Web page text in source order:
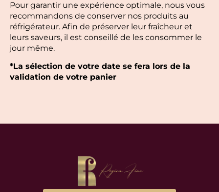
Pour garantir une expérience optimale, nous vous
recommandons de conserver nos produits au
réfrigérateur. Afin de préserver leur fraîcheur et
leurs saveurs, il est conseillé de les consommer le
jour même.
*La sélection de votre date se fera lors de la
validation de votre panier